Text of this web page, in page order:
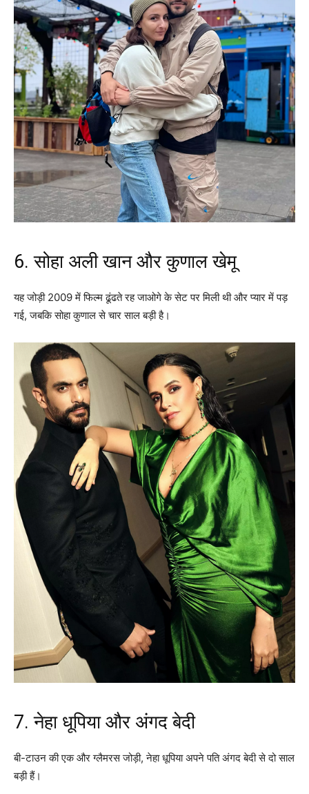
6. सोहा अली खान और कुणाल खेमू
यह जोड़ी 2009 में फिल्म ढूंढते रह जाओगे के सेट पर मिली थी और प्यार में पड़
गई, जबकि सोहा कुणाल से चार साल बड़ी है।
7. नेहा धूपिया और अंगद बेदी
बी-टाउन की एक और ग्लैमरस जोड़ी, नेहा धूपिया अपने पति अंगद बेदी से दो साल
बड़ी हैं।